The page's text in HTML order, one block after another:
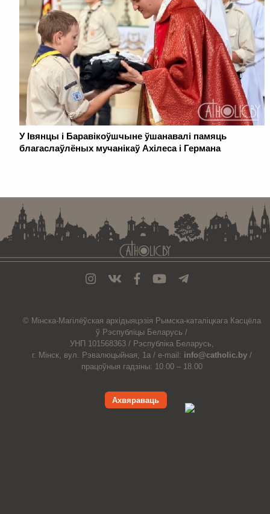
У Івянцы і Баравікоўшчыне ўшанавалі памяць
благаслаўлёных мучанікаў Ахілеса і Германа
© Мiнска-Магiлёўская архiдыяцэзiя Рымска-каталіцкага Касцёла
ў Рэспубліцы Беларусь /
УНП 101568363 / Рэспубліка Беларусь,
г. Мінск, вул. Рэвалюцыйная, 1а / e-mail: info@catholic.by /
працоўныя гадзіны: 10.00 – 18.00
Ахвяраваць